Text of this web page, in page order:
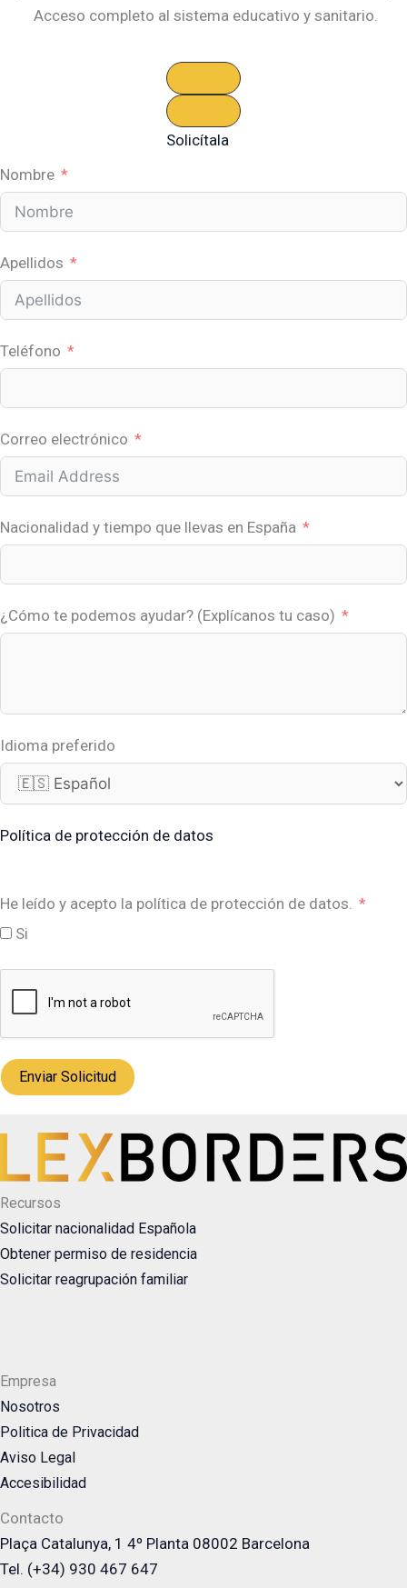
Acceso completo al sistema educativo y sanitario.
Solicítala
Nombre
Apellidos
Teléfono
Correo electrónico
Nacionalidad y tiempo que llevas en España
¿Cómo te podemos ayudar? (Explícanos tu caso)
Idioma preferido
Política de protección de datos
He leído y acepto la política de protección de datos.
Si
Enviar Solicitud
Recursos
Solicitar nacionalidad Española
Obtener permiso de residencia
Solicitar reagrupación familiar
Empresa
Nosotros
Politica de Privacidad
Aviso Legal
Accesibilidad
Contacto
Plaça Catalunya, 1 4º Planta 08002 Barcelona
Tel. (+34) 930 467 647